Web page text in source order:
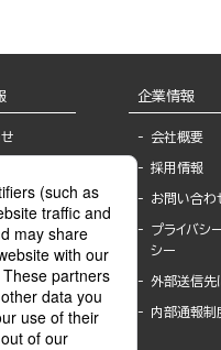
へ
センシー
アカウ
企業情報
会社概要
採用情報
お問い合わ
プライバシ
シー
外部送信先
内部通報制